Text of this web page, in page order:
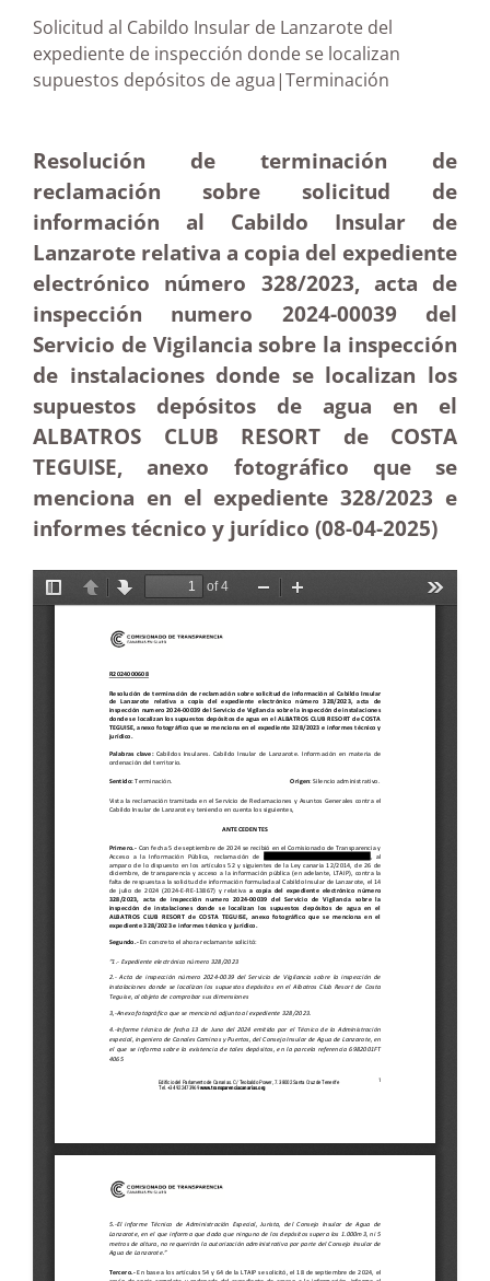
Solicitud al Cabildo Insular de Lanzarote del
expediente de inspección donde se localizan
supuestos depósitos de agua|Terminación
Resolución de terminación de
reclamación sobre solicitud de
información al Cabildo Insular de
Lanzarote relativa a copia del expediente
electrónico número 328/2023, acta de
inspección numero 2024-00039 del
Servicio de Vigilancia sobre la inspección
de instalaciones donde se localizan los
supuestos depósitos de agua en el
ALBATROS CLUB RESORT de COSTA
TEGUISE, anexo fotográfico que se
menciona en el expediente 328/2023 e
informes técnico y jurídico (08-04-2025)